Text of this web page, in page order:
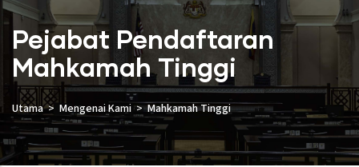
Pejabat Pendaftaran
Mahkamah Tinggi
Utama Mengenai Kami Mahkamah Tinggi